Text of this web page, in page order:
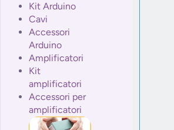
Kit Arduino
Cavi
Accessori
Arduino
Amplificatori
Kit
amplificatori
Accessori per
amplificatori